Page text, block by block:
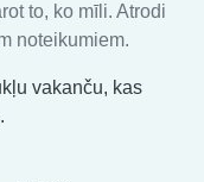
to, ko mīli. Atrodi
noteikumiem.
vakanču, kas